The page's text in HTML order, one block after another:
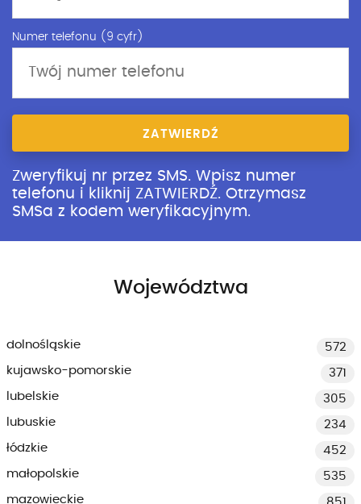
Numer telefonu (9 cyfr)
ZATWIERDŹ
Zweryfikuj nr przez SMS. Wpisz numer
telefonu i kliknij ZATWIERDŹ. Otrzymasz
SMSa z kodem weryfikacyjnym.
Województwa
dolnośląskie
572
kujawsko-pomorskie
371
lubelskie
305
lubuskie
234
łódzkie
452
małopolskie
535
mazowieckie